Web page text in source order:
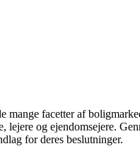
facetter af
og ejendomsejere.
for deres beslutninger.